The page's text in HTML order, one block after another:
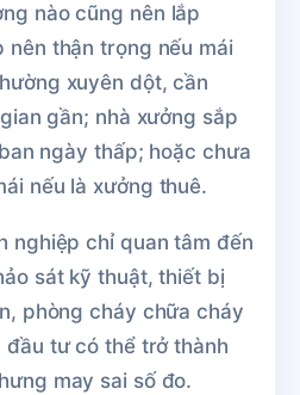
nào cũng nên lắp
nên thận trọng nếu mái
xuyên dột, cần
gần; nhà xưởng sắp
ngày thấp; hoặc chưa
nếu là xưởng thuê.
nghiệp chỉ quan tâm đến
sát kỹ thuật, thiết bị
phòng cháy chữa cháy
đầu tư có thể trở thành
may sai số đo.